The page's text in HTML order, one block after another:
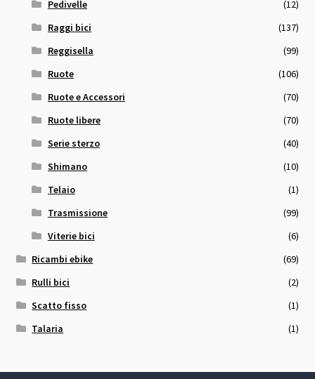
Pedivelle
(12)
Raggi bici
(137)
Reggisella
(99)
Ruote
(106)
Ruote e Accessori
(70)
Ruote libere
(70)
Serie sterzo
(40)
Shimano
(10)
Telaio
(1)
Trasmissione
(99)
Viterie bici
(6)
Ricambi ebike
(69)
Rulli bici
(2)
Scatto fisso
(1)
Talaria
(1)